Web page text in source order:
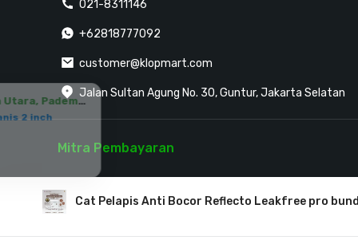
Cat Pelapis Anti Bocor Reflecto Leakfree pro
021-8311146
+62818777092
customer@klopmart.com
Jalan Sultan Agung No. 30, Guntur, Jakarta Selatan
Mitra Pembayaran
Rudi dari Jakarta Utara, Pademangan
membeliPipa Galvanis 2 inch
Rp 2.329.012